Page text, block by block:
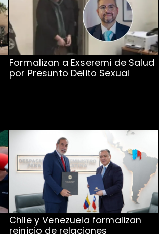
Formalizan a Exseremi de Salud
por Presunto Delito Sexual
Chile y Venezuela formalizan
reinicio de relaciones